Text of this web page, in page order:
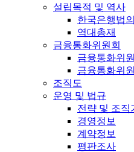
설립목적 및 역사
한국은행법
역대총재
금융통화위원회
금융통화위
금융통화위
조직도
운영 및 법규
전략 및 조직
경영정보
계약정보
평판조사